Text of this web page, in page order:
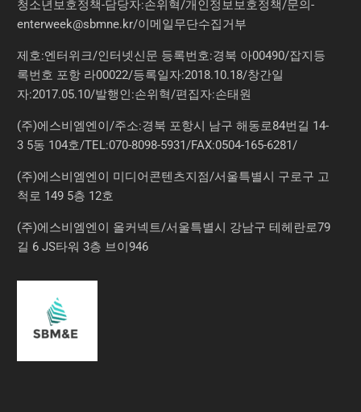
청소년보호정책-담당자:손위혁/개인정보보호정책/문의-
enterweek@sbmne.kr/이메일무단수집거부
제호:엔터위크/인터넷신문 등록번호:경북 아00490/잡지등
록번호 포항 라00022/등록일자:2018.10.18/창간일
자:2017.05.10/발행인:손위혁/편집자:손태원
(주)에스비엠엔이/주소:경북 포항시 남구 해동로84번길 14-
3 5동 104호/TEL:070-8098-5931/FAX:0504-165-6281/
(주)에스비엠엔이 미디어콘텐츠지점/서울특별시 구로구 고
척로 149 5층 12호
(주)에스비엠엔이 올커넥트/서울특별시 강남구 테헤란로79
길 6 JS타워 3층 브이946